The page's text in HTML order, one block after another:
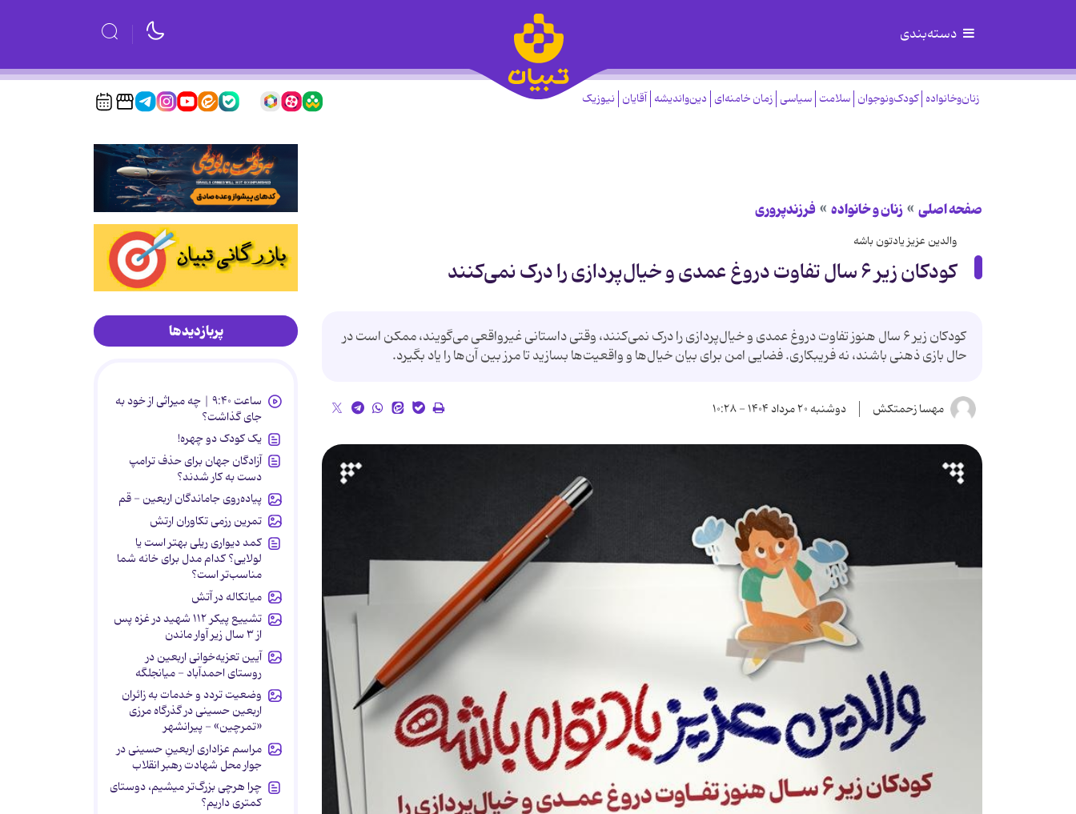
دسته‌بندی
زنان‌وخانواده کودک‌ونوجوان سلامت سیاسی زمان خامنه‌ای دین‌واندیشه آقایان نیوزیک
صفحه اصلی زنان و خانواده فرزندپروری
والدین عزیز یادتون باشه
کودکان زیر ۶ سال تفاوت دروغ عمدی و خیال‌پردازی را درک نمی‌کنند
کودکان زیر ۶ سال هنوز تفاوت دروغ عمدی و خیال‌پردازی را درک نمی‌کنند، وقتی داستانی غیرواقعی می‌گویند، ممکن است در
حال بازی ذهنی باشند، نه فریبکاری. فضایی امن برای بیان خیال‌ها و واقعیت‌ها بسازید تا مرز بین آن‌ها را یاد بگیرد.
مهسا زحمتکش دوشنبه ۲۰ مرداد ۱۴۰۴ - ۱۰:۲۸
پربازدیدها
ساعت ۹:۴۰ | چه میراثی از خود به
جای گذاشت؟
یک کودک دو چهره!
آزادگان جهان برای حذف ترامپ
دست به کار شدند؟
پیاده‌روی جاماندگان اربعین - قم
تمرین رزمی تکاوران ارتش
کمد دیواری ریلی بهتر است یا
لولایی؟ کدام مدل برای خانه شما
مناسب‌تر است؟
میانکاله در آتش
تشییع پیکر ۱۱۲ شهید در غزه پس
از ۳ سال زیر آوار ماندن
آیین تعزیه‌خوانی اربعین در
روستای احمدآباد - میانجلگه
وضعیت تردد و خدمات به زائران
اربعین حسینی در گذرگاه مرزی
«تمرچین» - پیرانشهر
مراسم عزاداری اربعینِ حسینی در
جوار محل شهادت رهبر انقلاب
چرا هرچی بزرگ‌تر میشیم، دوستای
کمتری داریم؟